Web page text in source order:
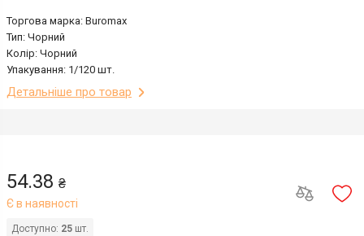
Торгова марка: Buromax
Тип: Чорний
Колір: Чорний
Упакування: 1/120 шт.
Детальніше про товар
54.38 ₴
Є в наявності
Доступно: 25 шт.